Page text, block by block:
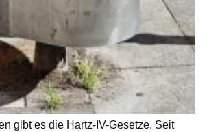
gibt es die Hartz-IV-Gesetze. Seit